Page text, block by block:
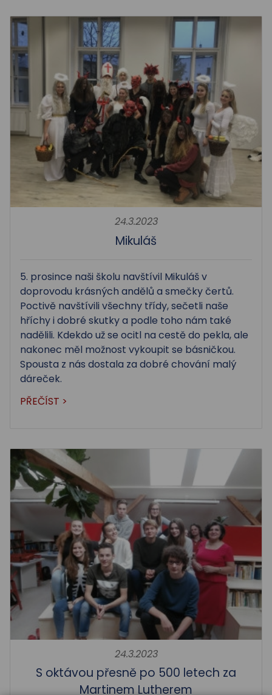
24.3.2023
Mikuláš
5. prosince naši školu navštívil Mikuláš v
doprovodu krásných andělů a smečky čertů.
Poctivě navštívili všechny třídy, sečetli naše
hříchy i dobré skutky a podle toho nám také
nadělili. Kdekdo už se ocitl na cestě do pekla, ale
nakonec měl možnost vykoupit se básničkou.
Spousta z nás dostala za dobré chování malý
dáreček.
PŘEČÍST
24.3.2023
S oktávou přesně po 500 letech za
Martinem Lutherem